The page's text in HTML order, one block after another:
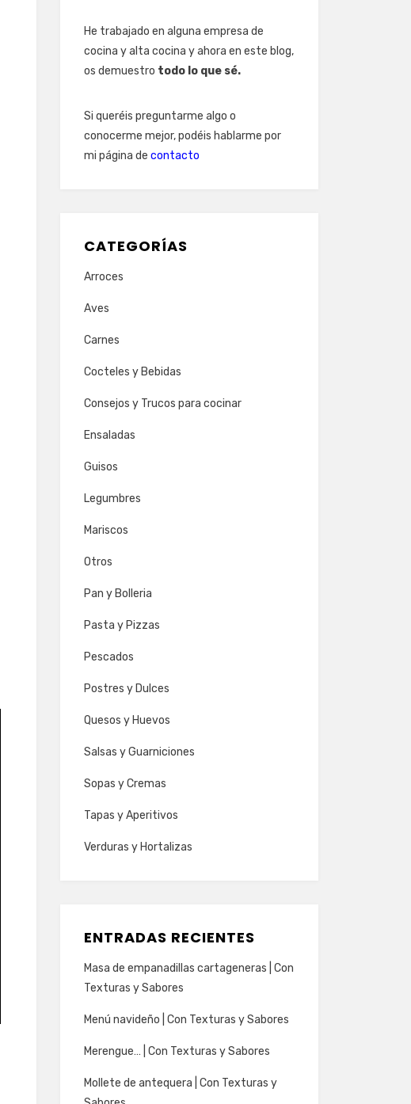
He trabajado en alguna empresa de
cocina y alta cocina y ahora en este blog,
os demuestro todo lo que sé.
Si queréis preguntarme algo o
conocerme mejor, podéis hablarme por
mi página de contacto
CATEGORÍAS
Arroces
Aves
Carnes
Cocteles y Bebidas
Consejos y Trucos para cocinar
Ensaladas
Guisos
Legumbres
Mariscos
Otros
Pan y Bolleria
Pasta y Pizzas
Pescados
Postres y Dulces
Quesos y Huevos
Salsas y Guarniciones
Sopas y Cremas
Tapas y Aperitivos
Verduras y Hortalizas
ENTRADAS RECIENTES
Masa de empanadillas cartageneras | Con
Texturas y Sabores
Menú navideño | Con Texturas y Sabores
Merengue… | Con Texturas y Sabores
Mollete de antequera | Con Texturas y